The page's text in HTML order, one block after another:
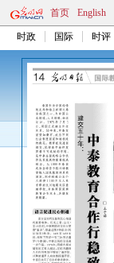
首页 English
时政 国际 时评